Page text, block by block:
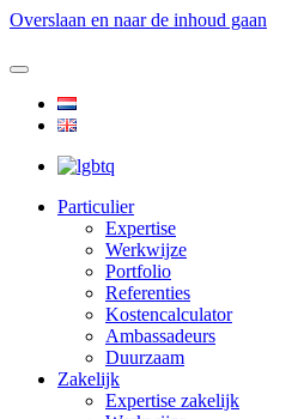
Overslaan en naar de inhoud gaan
Particulier
Expertise
Werkwijze
Portfolio
Referenties
Kostencalculator
Ambassadeurs
Duurzaam
Zakelijk
Expertise zakelijk